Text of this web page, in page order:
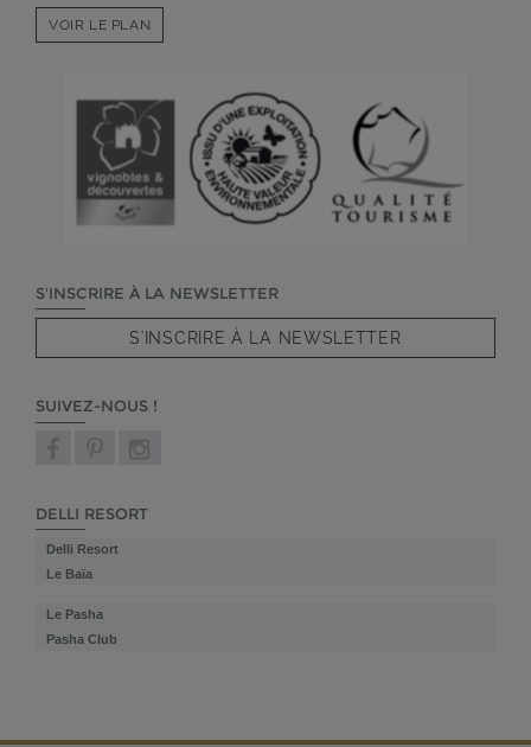
VOIR LE PLAN
S'INSCRIRE À LA NEWSLETTER
S'INSCRIRE À LA NEWSLETTER
SUIVEZ-NOUS !
DELLI RESORT
Delli Resort
Le Baïa
Le Pasha
Pasha Club